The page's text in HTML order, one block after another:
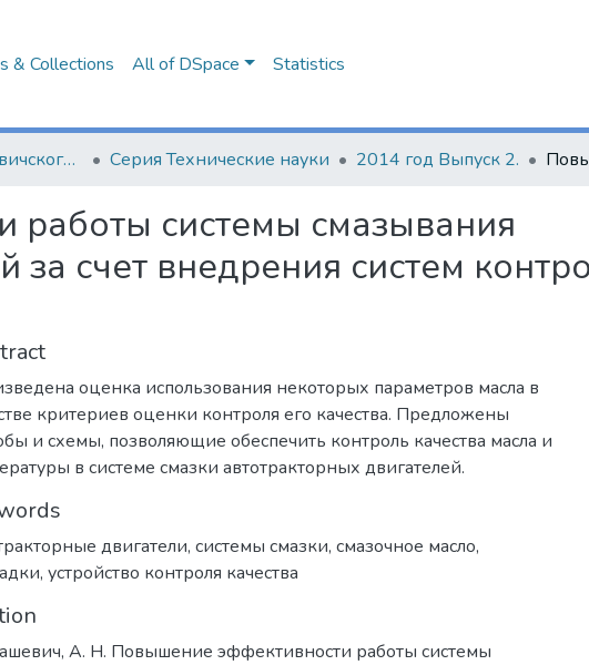
& Collections All of DSpace Statistics
Вестник Барановичского государственного университета Серия Технические науки 2014 год Выпуск 2.
системы смазывания
за счет внедрения систем
оценка использования некоторых параметров масла в
критериев оценки контроля его качества. Предложены
и схемы, позволяющие обеспечить контроль качества масла и
в системе смазки автотракторных двигателей.
двигатели, системы смазки, смазочное масло,
, устройство контроля качества
А. Н. Повышение эффективности работы системы